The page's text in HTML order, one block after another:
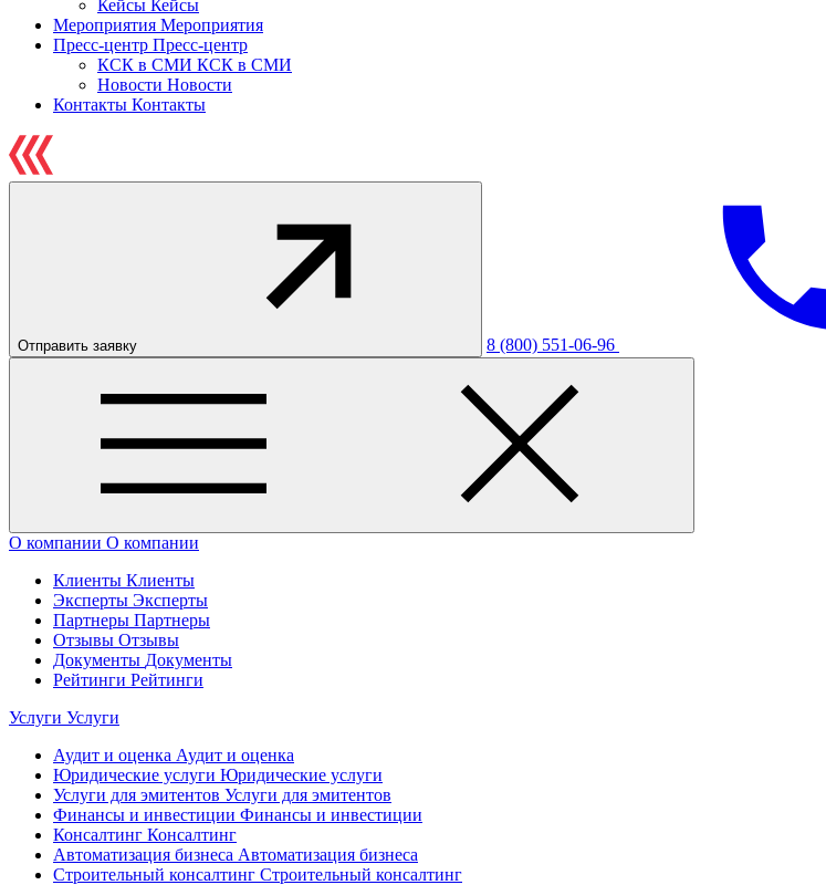
Кейсы Кейсы
Мероприятия Мероприятия
Пресс-центр Пресс-центр
КСК в СМИ КСК в СМИ
Новости Новости
Контакты Контакты
Отправить заявку 8 (800) 551-06-96
О компании О компании
Клиенты Клиенты
Эксперты Эксперты
Партнеры Партнеры
Отзывы Отзывы
Документы Документы
Рейтинги Рейтинги
Услуги Услуги
Аудит и оценка Аудит и оценка
Юридические услуги Юридические услуги
Услуги для эмитентов Услуги для эмитентов
Финансы и инвестиции Финансы и инвестиции
Консалтинг Консалтинг
Автоматизация бизнеса Автоматизация бизнеса
Строительный консалтинг Строительный консалтинг